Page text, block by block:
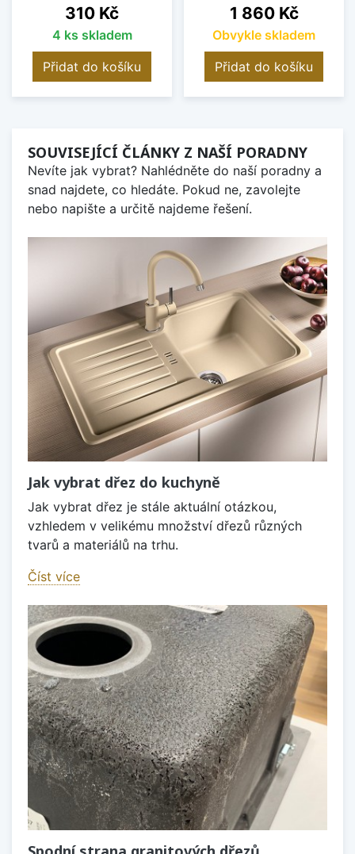
Cena
310 Kč
4 ks skladem
Přidat do košíku
Cena
1 860 Kč
Obvykle skladem
Přidat do košíku
SOUVISEJÍCÍ ČLÁNKY Z NAŠÍ PORADNY
Nevíte jak vybrat? Nahlédněte do naší poradny a
snad najdete, co hledáte. Pokud ne, zavolejte
nebo napište a určitě najdeme řešení.
Jak vybrat dřez do kuchyně
Jak vybrat dřez je stále aktuální otázkou,
vzhledem v velikému množství dřezů různých
tvarů a materiálů na trhu.
Číst více